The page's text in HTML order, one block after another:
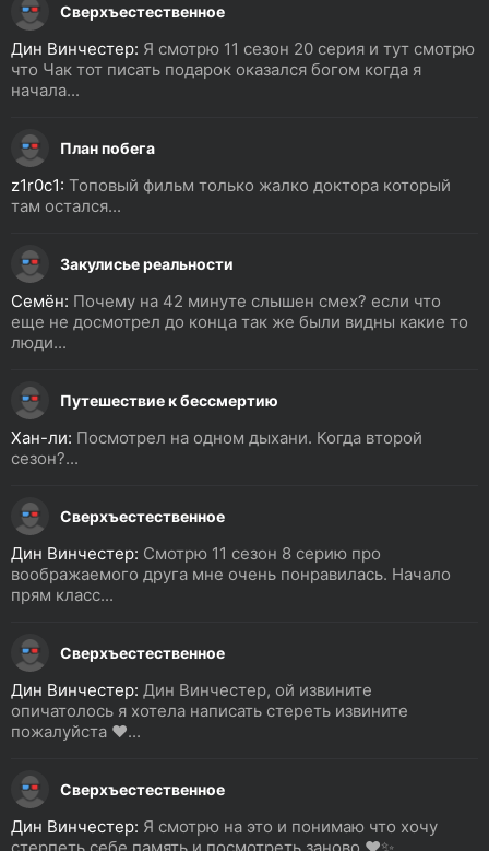
Сверхъестественное
Дин Винчестер: Я смотрю 11 сезон 20 серия и тут смотрю
что Чак тот писать подарок оказался богом когда я
начала...
План побега
z1r0c1: Топовый фильм только жалко доктора который
там остался...
Закулисье реальности
Семён: Почему на 42 минуте слышен смех? если что
еще не досмотрел до конца так же были видны какие то
люди...
Путешествие к бессмертию
Хан-ли: Посмотрел на одном дыхани. Когда второй
сезон?...
Сверхъестественное
Дин Винчестер: Смотрю 11 сезон 8 серию про
воображаемого друга мне очень понравилась. Начало
прям класс...
Сверхъестественное
Дин Винчестер: Дин Винчестер, ой извините
опичатолось я хотела написать стереть извините
пожалуйста ❤️...
Сверхъестественное
Дин Винчестер: Я смотрю на это и понимаю что хочу